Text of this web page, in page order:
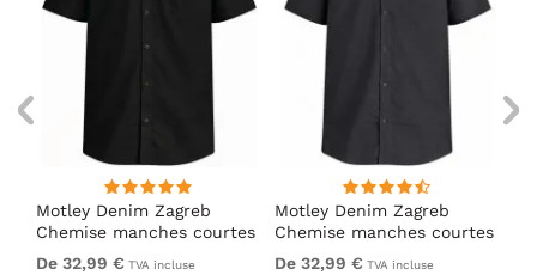
Motley Denim Zagreb
Chemise manches courtes
Noir
De 32,99 € TVA incluse
Motley Denim Zagreb
Chemise manches courtes
Anthracite
De 32,99 € TVA incluse